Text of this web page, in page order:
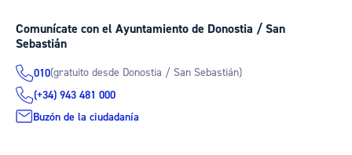
Comunícate con el Ayuntamiento de Donostia / San
Sebastián
010(gratuito desde Donostia / San Sebastián)
(+34) 943 481 000
Buzón de la ciudadanía